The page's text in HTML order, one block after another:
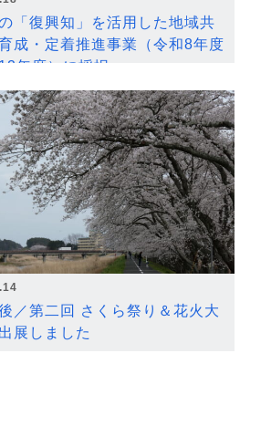
「復興知」を活用した地域共
成・定着推進事業（令和8年度
年度）に採択
／第二回 さくら祭り＆花火大
展しました